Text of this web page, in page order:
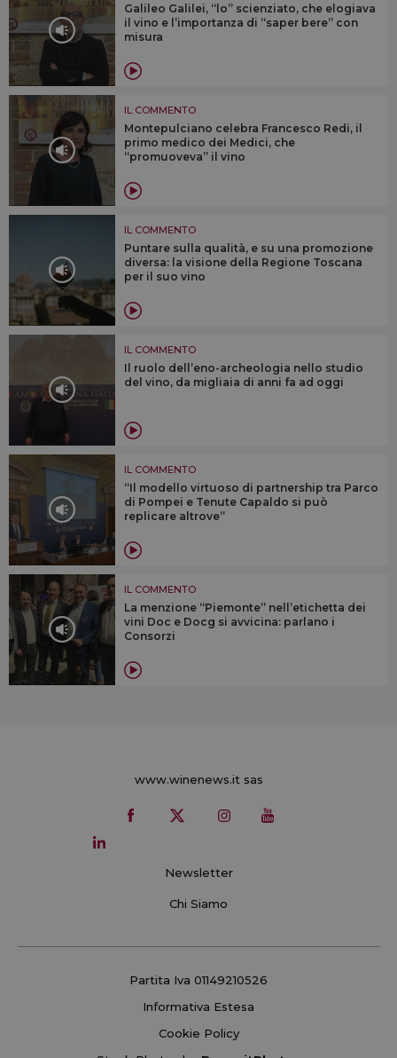
Galileo Galilei, “lo” scienziato, che elogiava
il vino e l’importanza di “saper bere” con
misura
IL COMMENTO
Montepulciano celebra Francesco Redi, il
primo medico dei Medici, che
“promuoveva” il vino
IL COMMENTO
Puntare sulla qualità, e su una promozione
diversa: la visione della Regione Toscana
per il suo vino
IL COMMENTO
Il ruolo dell’eno-archeologia nello studio
del vino, da migliaia di anni fa ad oggi
IL COMMENTO
“Il modello virtuoso di partnership tra Parco
di Pompei e Tenute Capaldo si può
replicare altrove”
IL COMMENTO
La menzione “Piemonte” nell’etichetta dei
vini Doc e Docg si avvicina: parlano i
Consorzi
www.winenews.it sas
Newsletter
Chi Siamo
Partita Iva 01149210526
Informativa Estesa
Cookie Policy